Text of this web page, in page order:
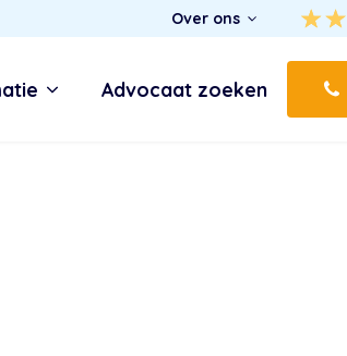
Over ons
Advocaat zoeken